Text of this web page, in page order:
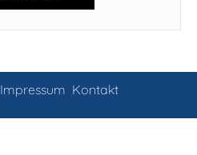
Impressum Kontakt